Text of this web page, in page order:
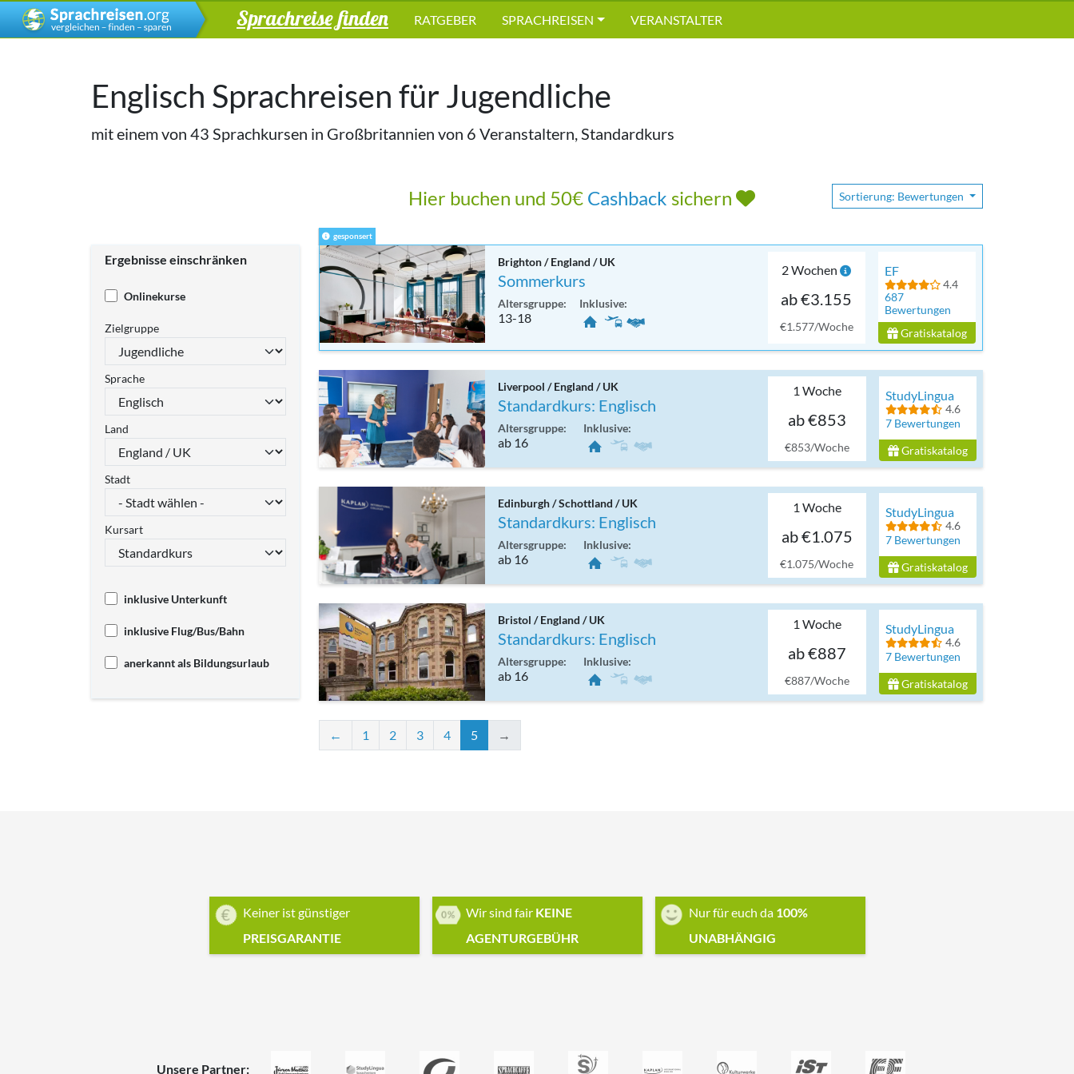
Sprachreise finden RATGEBER SPRACHREISEN VERANSTALTER
Englisch Sprachreisen für Jugendliche
mit einem von 43 Sprachkursen in Großbritannien von 6 Veranstaltern, Standardkurs
Hier buchen und 50€ Cashback sichern Sortierung: Bewertungen
Ergebnisse einschränken
Onlinekurse
Zielgruppe
Sprache
Land
Stadt
Kursart
inklusive Unterkunft
inklusive Flug/Bus/Bahn
anerkannt als Bildungsurlaub
gesponsert
Brighton / England / UK
Sommerkurs
Altersgruppe:
13-18
Inklusive:
2 Wochen
ab €3.155
€1.577/Woche
EF
4.4
687
Bewertungen
Gratiskatalog
Liverpool / England / UK
Standardkurs: Englisch
Altersgruppe:
ab 16
Inklusive:
1 Woche
ab €853
€853/Woche
StudyLingua
4.6
7 Bewertungen
Gratiskatalog
Edinburgh / Schottland / UK
Standardkurs: Englisch
Altersgruppe:
ab 16
Inklusive:
1 Woche
ab €1.075
€1.075/Woche
StudyLingua
4.6
7 Bewertungen
Gratiskatalog
Bristol / England / UK
Standardkurs: Englisch
Altersgruppe:
ab 16
Inklusive:
1 Woche
ab €887
€887/Woche
StudyLingua
4.6
7 Bewertungen
Gratiskatalog
← 1 2 3 4 5 →
Keiner ist günstiger
PREISGARANTIE
Wir sind fair KEINE
AGENTURGEBÜHR
Nur für euch da 100%
UNABHÄNGIG
Unsere Partner: